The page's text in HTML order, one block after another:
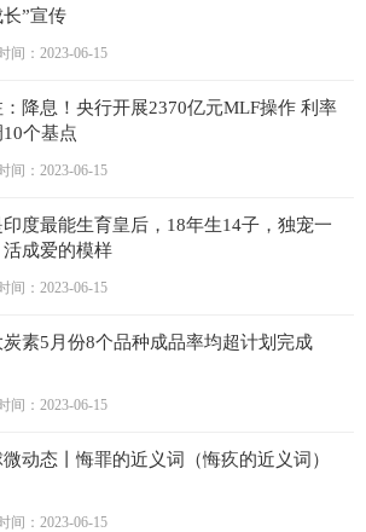
”宣传
间：2023-06-15
：降息！央行开展2370亿元MLF操作 利率
个基点
间：2023-06-15
度最能生育皇后，18年生14子，独宠一
成爱的模样
间：2023-06-15
素5月份8个品种成品率均超计划完成
间：2023-06-15
动态丨悔罪的近义词（悔疚的近义词）
间：2023-06-15